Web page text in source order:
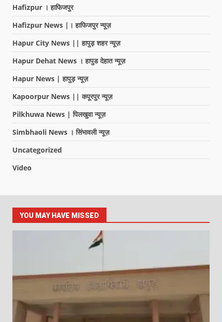
Hafizpur । हाफिजपुर
Hafizpur News |। हाफिजपुर न्यूज़
Hapur City News || हापुड़ शहर न्यूज़
Hapur Dehat News । हापुड देहात न्यूज़
Hapur News | हापुड़ न्यूज़
Kapoorpur News || कपूरपुर न्यूज़
Pilkhuwa News | पिलखुवा न्यूज़
Simbhaoli News । सिंभावली न्यूज़
Uncategorized
Video
YOU MAY HAVE MISSED